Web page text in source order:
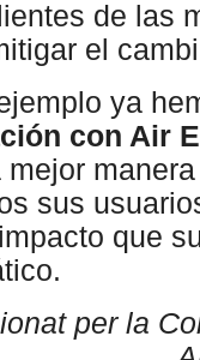
de las
el
ya
con Air
sus
que
per la